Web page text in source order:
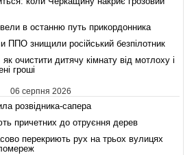
в останню путь прикордонника
ППО знищили російський безпілотник
як очистити дитячу кімнату від мотлоху і
гроші
06 серпня 2026
розвідника-сапера
причетних до отруєння дерев
перекриють рух на трьох вулицях